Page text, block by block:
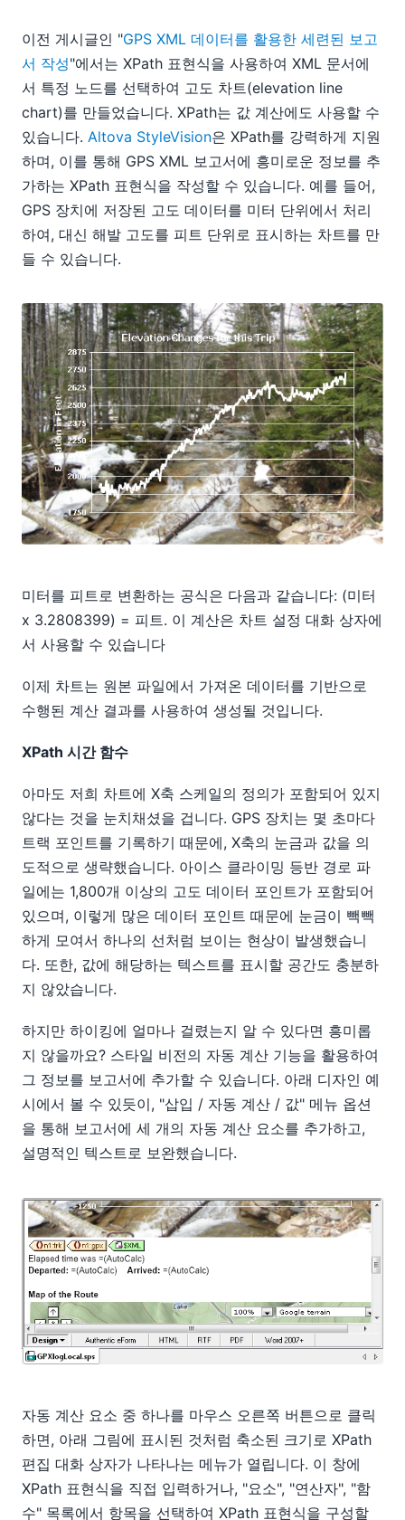
이전 게시글인 "GPS XML 데이터를 활용한 세련된 보고
서 작성"에서는 XPath 표현식을 사용하여 XML 문서에
서 특정 노드를 선택하여 고도 차트(elevation line
chart)를 만들었습니다. XPath는 값 계산에도 사용할 수
있습니다. Altova StyleVision은 XPath를 강력하게 지원
하며, 이를 통해 GPS XML 보고서에 흥미로운 정보를 추
가하는 XPath 표현식을 작성할 수 있습니다. 예를 들어,
GPS 장치에 저장된 고도 데이터를 미터 단위에서 처리
하여, 대신 해발 고도를 피트 단위로 표시하는 차트를 만
들 수 있습니다.
미터를 피트로 변환하는 공식은 다음과 같습니다: (미터
x 3.2808399) = 피트. 이 계산은 차트 설정 대화 상자에
서 사용할 수 있습니다
이제 차트는 원본 파일에서 가져온 데이터를 기반으로
수행된 계산 결과를 사용하여 생성될 것입니다.
XPath 시간 함수
아마도 저희 차트에 X축 스케일의 정의가 포함되어 있지
않다는 것을 눈치채셨을 겁니다. GPS 장치는 몇 초마다
트랙 포인트를 기록하기 때문에, X축의 눈금과 값을 의
도적으로 생략했습니다. 아이스 클라이밍 등반 경로 파
일에는 1,800개 이상의 고도 데이터 포인트가 포함되어
있으며, 이렇게 많은 데이터 포인트 때문에 눈금이 빽빽
하게 모여서 하나의 선처럼 보이는 현상이 발생했습니
다. 또한, 값에 해당하는 텍스트를 표시할 공간도 충분하
지 않았습니다.
하지만 하이킹에 얼마나 걸렸는지 알 수 있다면 흥미롭
지 않을까요? 스타일 비전의 자동 계산 기능을 활용하여
그 정보를 보고서에 추가할 수 있습니다. 아래 디자인 예
시에서 볼 수 있듯이, "삽입 / 자동 계산 / 값" 메뉴 옵션
을 통해 보고서에 세 개의 자동 계산 요소를 추가하고,
설명적인 텍스트로 보완했습니다.
자동 계산 요소 중 하나를 마우스 오른쪽 버튼으로 클릭
하면, 아래 그림에 표시된 것처럼 축소된 크기로 XPath
편집 대화 상자가 나타나는 메뉴가 열립니다. 이 창에
XPath 표현식을 직접 입력하거나, "요소", "연산자", "함
수" 목록에서 항목을 선택하여 XPath 표현식을 구성할